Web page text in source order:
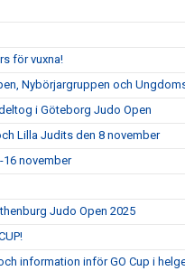
för vuxna!
Nybörjargruppen och
i Göteborg Judo Open
Lilla Judits den 8 november
november
Judo Open 2025
information inför GO Cup i